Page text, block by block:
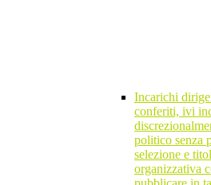
Incarichi
conferiti, ivi
politico senza
selezione e
organizzativa